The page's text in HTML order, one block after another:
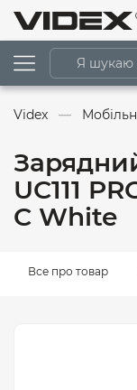
Videx
UC111
C White
Все про товар